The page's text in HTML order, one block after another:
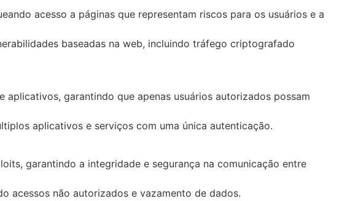
acesso a páginas que representam riscos para os usuários e a
baseadas na web, incluindo tráfego criptografado
garantindo que apenas usuários autorizados possam
aplicativos e serviços com uma única autenticação.
garantindo a integridade e segurança na comunicação entre
acessos não autorizados e vazamento de dados.